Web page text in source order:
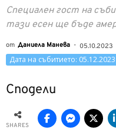
Специален гост на
тази есен ще бъде
от Даниела Манева - 05.10.2023
Дата на събитието: 05.12.2023
Сподели
SHARES